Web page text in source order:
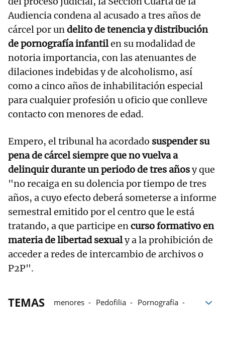
Audiencia condena al acusado a tres años de
cárcel por undelito de tenencia y distribución
de pornografía infantilen su modalidad de
notoria importancia, con las atenuantes de
dilaciones indebidas y de alcoholismo, así
como a cinco años de inhabilitación especial
para cualquier profesión u oficio que conlleve
contacto con menores de edad.
Empero, el tribunal ha acordado suspender su
pena de cárcel siempre que no vuelva a
delinquir durante un periodo de tres añosy que
"no recaiga en su dolencia por tiempo de tres
años, a cuyo efecto deberá someterse a informe
semestral emitido por el centro que le está
tratando, a que participe encurso formativo en
materia de libertad sexualy a la prohibición de
acceder a redes de intercambio de archivos o
P2P".
TEMAS menores Pedofilia
Pornografía